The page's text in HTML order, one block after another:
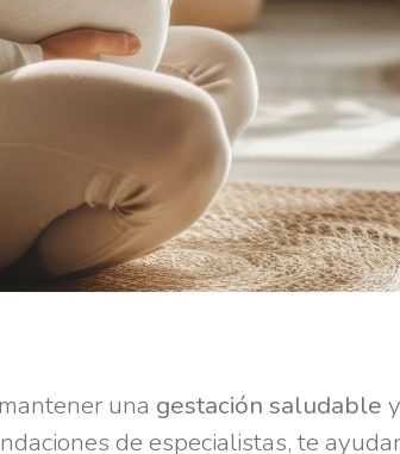
una gestación saludable y
de especialistas, te